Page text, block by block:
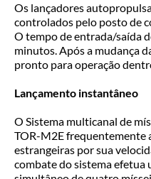
Os lançadores
controlados pelo posto de
O tempo de entrada/saída
minutos. Após a mudança
pronto para operação
Lançamento instantâneo
O Sistema multicanal de
TOR-M2E frequentemente
estrangeiras por sua
combate do sistema